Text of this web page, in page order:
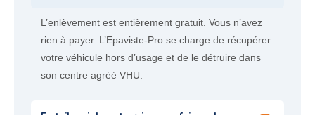
L’enlèvement est entièrement gratuit. Vous n’avez
rien à payer. L’Epaviste-Pro se charge de récupérer
votre véhicule hors d’usage et de le détruire dans
son centre agréé VHU.